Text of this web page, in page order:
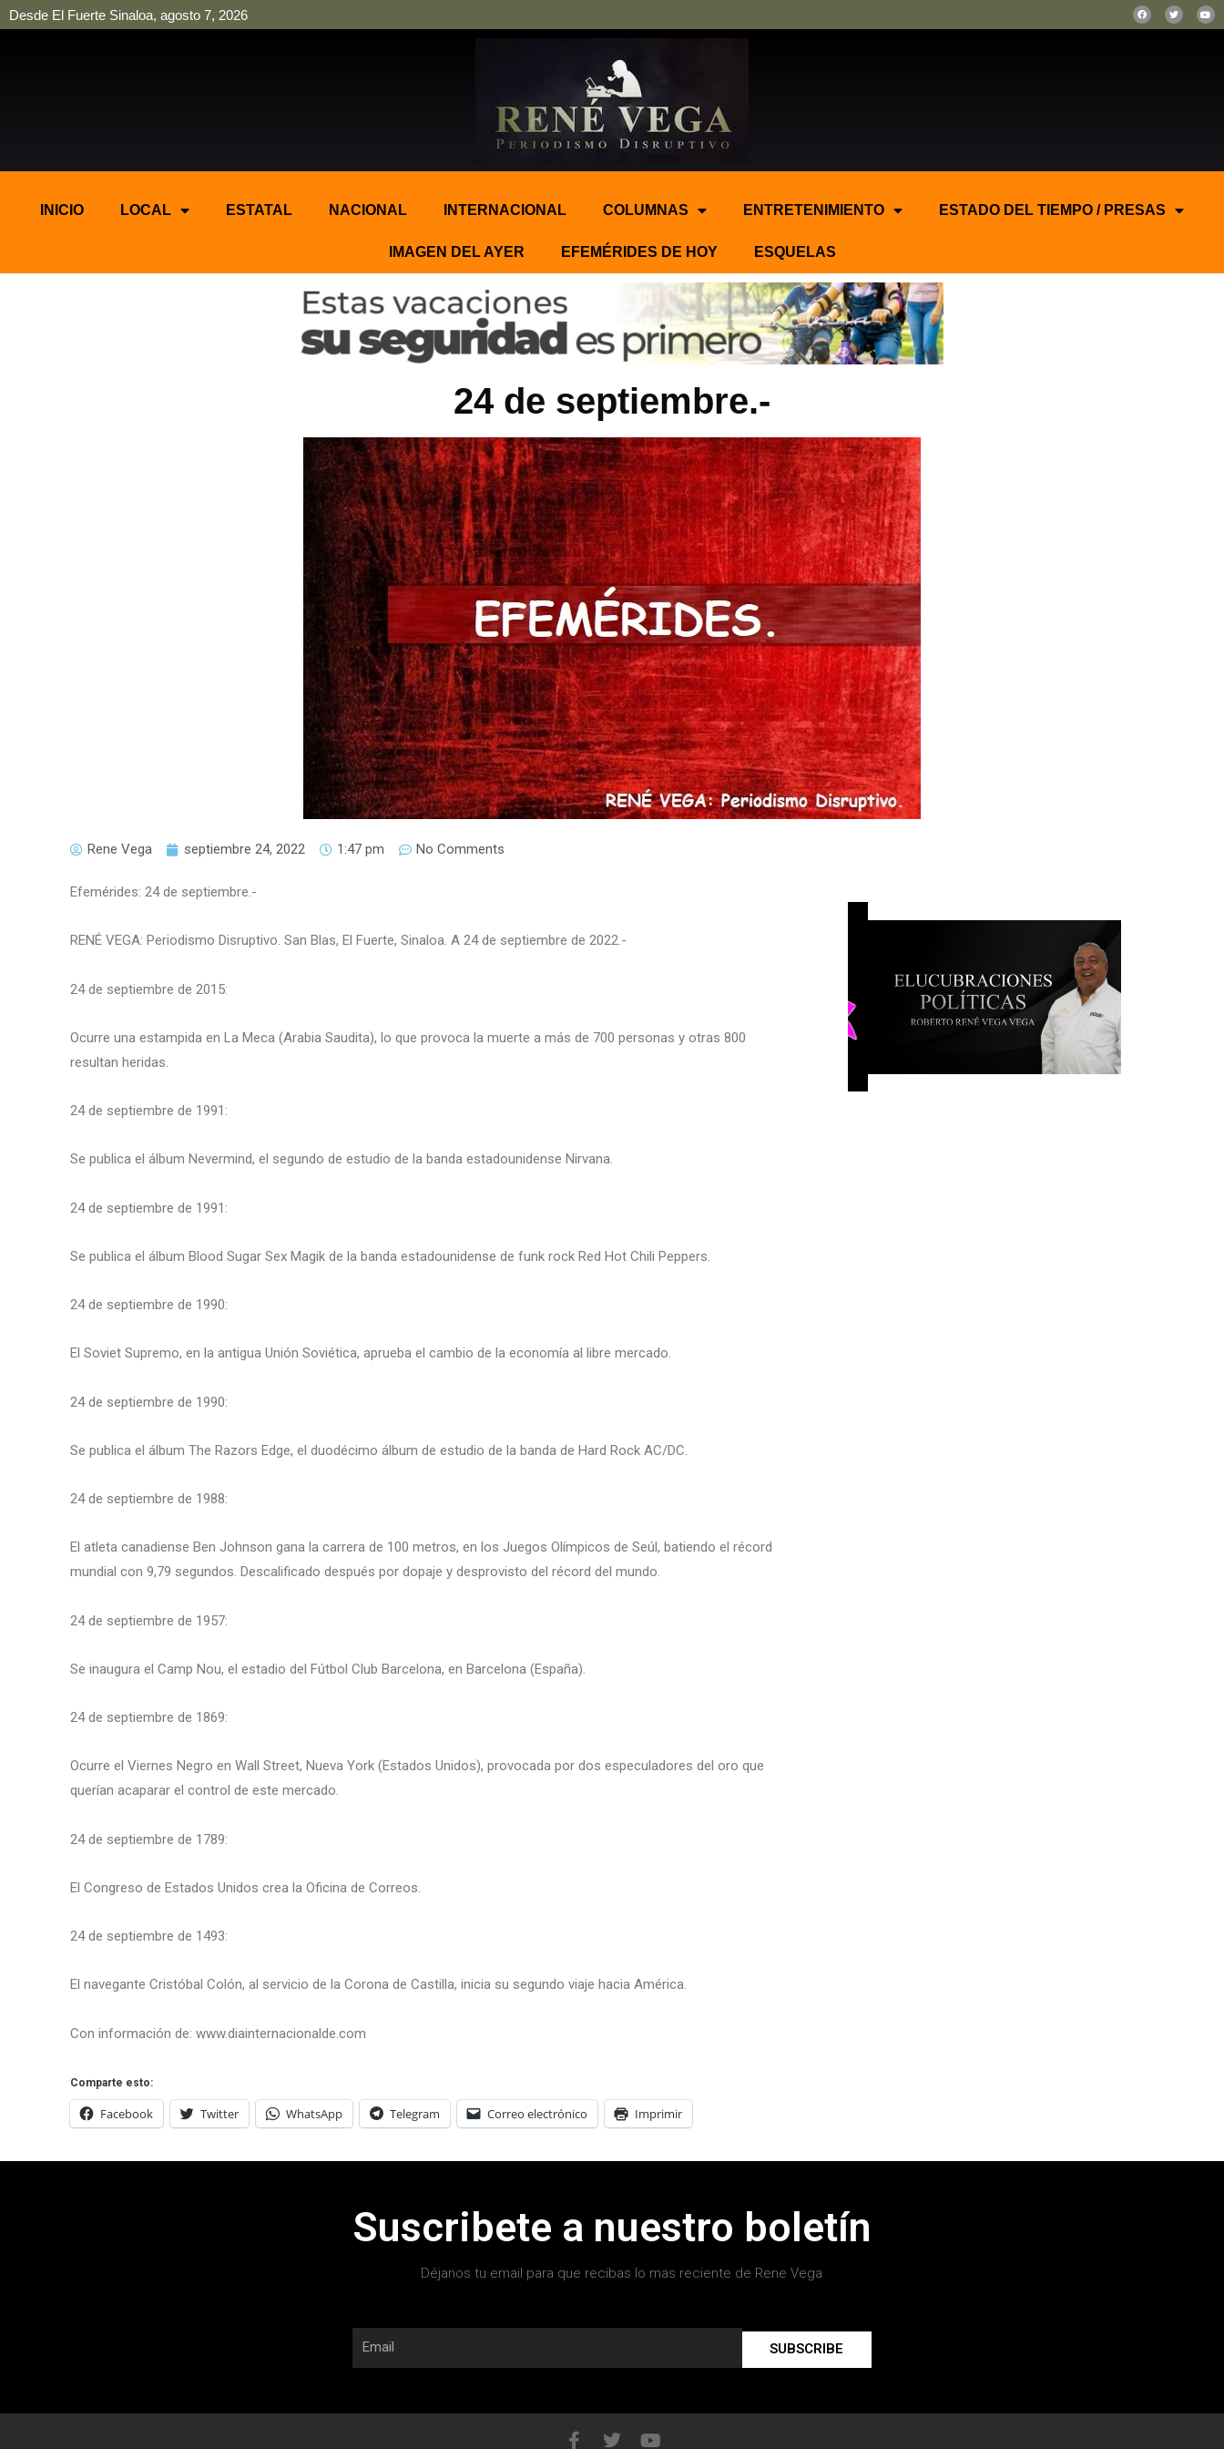
Desde El Fuerte Sinaloa, agosto 7, 2026
INICIO LOCAL ESTATAL NACIONAL INTERNACIONAL COLUMNAS ENTRETENIMIENTO ESTADO DEL TIEMPO / PRESAS
IMAGEN DEL AYER EFEMÉRIDES DE HOY ESQUELAS
24 de septiembre.-
Rene Vega septiembre 24, 2022 1:47 pm No Comments
Efemérides: 24 de septiembre.-
RENÉ VEGA: Periodismo Disruptivo. San Blas, El Fuerte, Sinaloa. A 24 de septiembre de 2022.-
24 de septiembre de 2015:
Ocurre una estampida en La Meca (Arabia Saudita), lo que provoca la muerte a más de 700 personas y otras 800
resultan heridas.
24 de septiembre de 1991:
Se publica el álbum Nevermind, el segundo de estudio de la banda estadounidense Nirvana.
24 de septiembre de 1991:
Se publica el álbum Blood Sugar Sex Magik de la banda estadounidense de funk rock Red Hot Chili Peppers.
24 de septiembre de 1990:
El Soviet Supremo, en la antigua Unión Soviética, aprueba el cambio de la economía al libre mercado.
24 de septiembre de 1990:
Se publica el álbum The Razors Edge, el duodécimo álbum de estudio de la banda de Hard Rock AC/DC.
24 de septiembre de 1988:
El atleta canadiense Ben Johnson gana la carrera de 100 metros, en los Juegos Olímpicos de Seúl, batiendo el récord
mundial con 9,79 segundos. Descalificado después por dopaje y desprovisto del récord del mundo.
24 de septiembre de 1957:
Se inaugura el Camp Nou, el estadio del Fútbol Club Barcelona, en Barcelona (España).
24 de septiembre de 1869:
Ocurre el Viernes Negro en Wall Street, Nueva York (Estados Unidos), provocada por dos especuladores del oro que
querían acaparar el control de este mercado.
24 de septiembre de 1789:
El Congreso de Estados Unidos crea la Oficina de Correos.
24 de septiembre de 1493:
El navegante Cristóbal Colón, al servicio de la Corona de Castilla, inicia su segundo viaje hacia América.
Con información de: www.diainternacionalde.com
Comparte esto:
Facebook Twitter WhatsApp Telegram Correo electrónico Imprimir
Suscribete a nuestro boletín
Déjanos tu email para que recibas lo mas reciente de Rene Vega
SUBSCRIBE